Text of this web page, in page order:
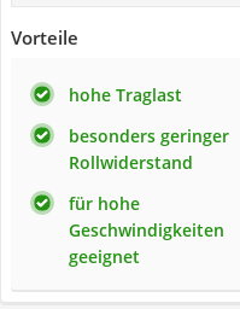
Vorteile
hohe Traglast
besonders geringer
Rollwiderstand
für hohe
Geschwindigkeiten
geeignet